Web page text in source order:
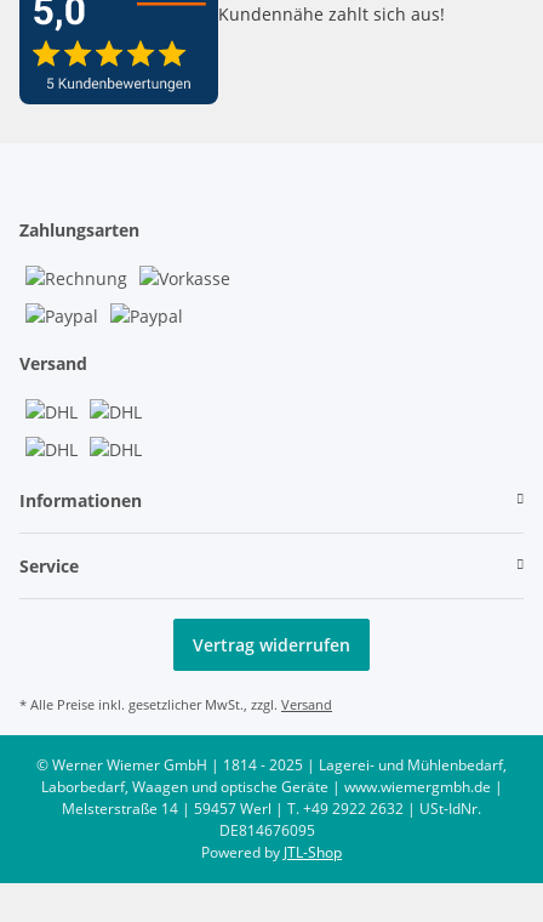
Kundennähe zahlt sich aus!
Zahlungsarten
Versand
Informationen
Service
Vertrag widerrufen
* Alle Preise inkl. gesetzlicher MwSt., zzgl. Versand
© Werner Wiemer GmbH | 1814 - 2025 | Lagerei- und Mühlenbedarf,
Laborbedarf, Waagen und optische Geräte | www.wiemergmbh.de |
Melsterstraße 14 | 59457 Werl | T. +49 2922 2632 | USt-IdNr.
DE814676095
Powered by JTL-Shop